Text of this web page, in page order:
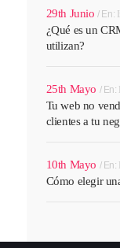
29th JunioEn:
¿Qué es un
utilizan?
25th Mayo En:
Tu web no
clientes a tu
10th Mayo En:
Cómo elegir